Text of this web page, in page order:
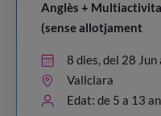
Anglès +
(sense allotjament
8 dies, del 28 Jun
Vallclara
Edat: de 5 a 13